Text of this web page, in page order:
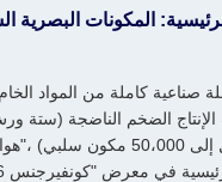
المكونات البصرية
صناعية كاملة من المواد
الإنتاج الضخم الناضجة (ستة
شهري يصل إلى 50،000 مكون